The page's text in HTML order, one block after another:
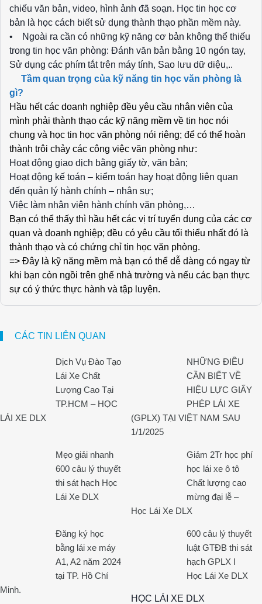
chiếu văn bản, video, hình ảnh đã soạn. Học tin học cơ
bản là học cách biết sử dụng thành thạo phần mềm này.
• Ngoài ra cần có những kỹ năng cơ bản không thể thiếu
trong tin học văn phòng: Đánh văn bản bằng 10 ngón tay,
Sử dụng các phím tắt trên máy tính, Sao lưu dữ diệu,..
Tầm quan trọng của kỹ năng tin học văn phòng là
gì?
Hầu hết các doanh nghiệp đều yêu cầu nhân viên của
mình phải thành thạo các kỹ năng mềm về tin học nói
chung và học tin học văn phòng nói riêng; để có thể hoàn
thành trôi chảy các công việc văn phòng như:
Hoạt động giao dịch bằng giấy tờ, văn bản;
Hoạt động kế toán – kiểm toán hay hoạt động liên quan
đến quản lý hành chính – nhân sự;
Việc làm nhân viên hành chính văn phòng,…
Bạn có thể thấy thì hầu hết các vị trí tuyển dụng của các cơ
quan và doanh nghiệp; đều có yêu cầu tối thiểu nhất đó là
thành thạo và có chứng chỉ tin học văn phòng.
=> Đây là kỹ năng mềm mà bạn có thể dễ dàng có ngay từ
khi bạn còn ngồi trên ghế nhà trường và nếu các bạn thực
sự có ý thức thực hành và tập luyện.
CÁC TIN LIÊN QUAN
Dịch Vụ Đào Tạo
Lái Xe Chất
Lượng Cao Tại
TP.HCM – HỌC
LÁI XE DLX
NHỮNG ĐIỀU
CẦN BIẾT VỀ
HIỆU LỰC GIẤY
PHÉP LÁI XE
(GPLX) TẠI VIỆT NAM SAU
1/1/2025
Mẹo giải nhanh
600 câu lý thuyết
thi sát hạch Học
Lái Xe DLX
Giảm 2Tr học phí
học lái xe ô tô
Chất lượng cao
mừng đại lễ –
Học Lái Xe DLX
Đăng ký học
bằng lái xe máy
A1, A2 năm 2024
tại TP. Hồ Chí
Minh.
600 câu lý thuyết
luật GTĐB thi sát
hạch GPLX I
Học Lái Xe DLX
HỌC LÁI XE DLX